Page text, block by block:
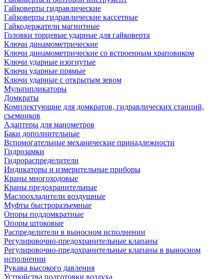
Гайковерты гидравлические
Гайковерты гидравлические кассетные
Гайкодержатели магнитные
Головки торцевые ударные для гайковерта
Ключи динамометрические
Ключи динамометрические со встроенным храповиком
Ключи ударные изогнутые
Ключи ударные прямые
Ключи ударные с открытым зевом
Мультипликаторы
Домкраты
Комплектующие для домкратов, гидравлических станций,
съемников
Адаптеры для манометров
Баки дополнительные
Вспомогательные механические принадлежности
Гидрозамки
Гидрораспределители
Индикаторы и измерительные приборы
Краны многоходовые
Краны предохранительные
Маслоохладители воздушные
Муфты быстроразъемные
Опоры поддомкратные
Опоры штоковые
Распределители в выносном исполнении
Регулировочно-предохранительные клапаны
Регулировочно-предохранительные клапаны в выносном
исполнении
Рукава высокого давления
Устройства подготовки воздуха